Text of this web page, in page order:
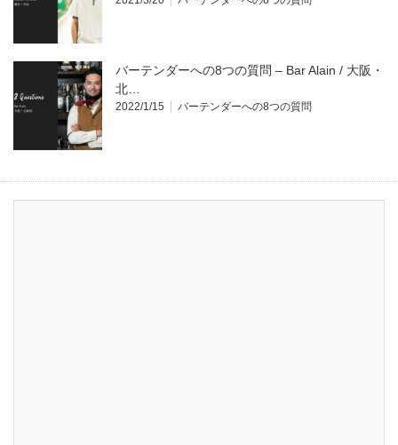
バーテンダーへの8つの質問 – Bar Alain / 大阪・
北…
2022/1/15 バーテンダーへの8つの質問